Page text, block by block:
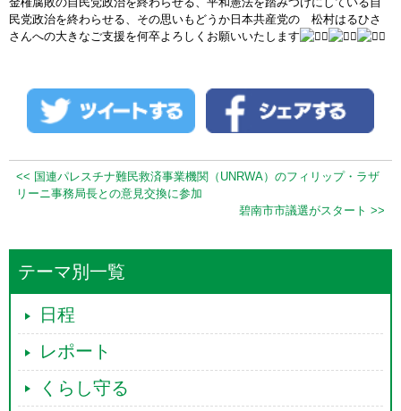
民党政治を終わらせる、その思いもどうか日本共産党の 松村はるひさ
さんへの大きなご支援を何卒よろしくお願いいたします
<< 国連パレスチナ難民救済事業機関（UNRWA）のフィリップ・ラザ
リーニ事務局長との意見交換に参加
碧南市市議選がスタート >>
テーマ別一覧
日程
レポート
くらし守る